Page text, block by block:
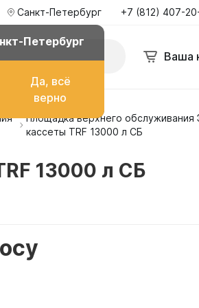
Санкт-Петербург
Петербург
Да, всё
верно
+7 (812) 407-
Ваша
топлива
Площадка верхнего обслуживания
кассеты TRF 13000 л СБ
13000 л СБ